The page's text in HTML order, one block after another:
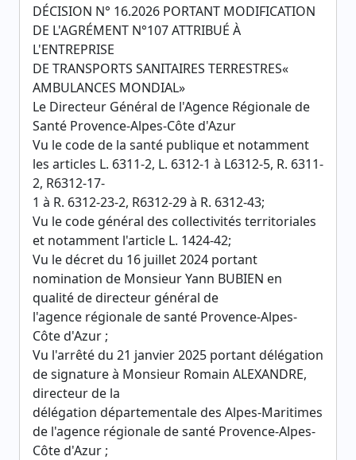
DÉCISION N° 16.2026 PORTANT MODIFICATION
DE L'AGRÉMENT N°107 ATTRIBUÉ À
L'ENTREPRISE
DE TRANSPORTS SANITAIRES TERRESTRES«
AMBULANCES MONDIAL»
Le Directeur Général de l'Agence Régionale de
Santé Provence-Alpes-Côte d'Azur
Vu le code de la santé publique et notamment
les articles L. 6311-2, L. 6312-1 à L6312-5, R. 6311-
2, R6312-17-
1 à R. 6312-23-2, R6312-29 à R. 6312-43;
Vu le code général des collectivités territoriales
et notamment l'article L. 1424-42;
Vu le décret du 16 juillet 2024 portant
nomination de Monsieur Yann BUBIEN en
qualité de directeur général de
l'agence régionale de santé Provence-Alpes-
Côte d'Azur ;
Vu l'arrêté du 21 janvier 2025 portant délégation
de signature à Monsieur Romain ALEXANDRE,
directeur de la
délégation départementale des Alpes-Maritimes
de l'agence régionale de santé Provence-Alpes-
Côte d'Azur ;